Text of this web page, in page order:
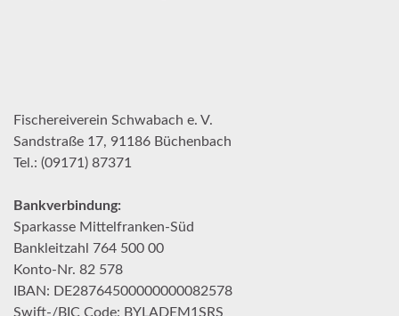
Fischereiverein Schwabach e. V.
Sandstraße 17, 91186 Büchenbach
Tel.: (09171) 87371
Bankverbindung:
Sparkasse Mittelfranken-Süd
Bankleitzahl 764 500 00
Konto-Nr. 82 578
IBAN: DE28764500000000082578
Swift-/BIC Code: BYLADEM1SRS